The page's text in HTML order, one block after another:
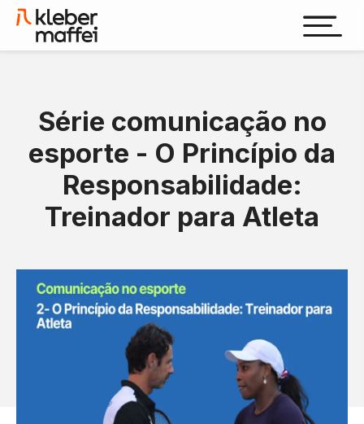
Série comunicação no
esporte - O Princípio da
Responsabilidade:
Treinador para Atleta